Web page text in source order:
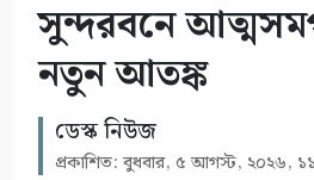
সুন্দরবনে
নতুন আতঙ্ক
ডেস্ক নিউজ
প্রকাশিত: বুধবার, ৫ আগস্ট, ২০২৬,